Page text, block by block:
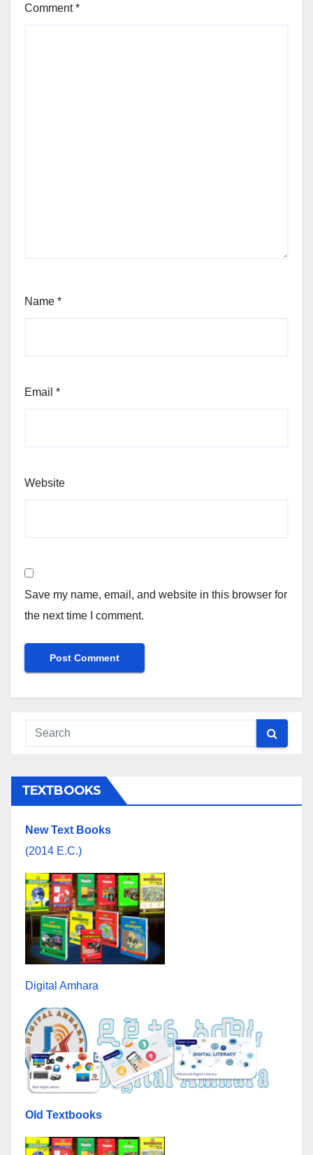
Comment*
Name *
Email *
Website
Save my name, email, and website in this browser for
the next time I comment.
TEXTBOOKS
New Text Books
(2014 E.C.)
Digital Amhara
Old Textbooks